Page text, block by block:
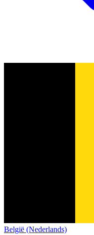
België (Nederlands)